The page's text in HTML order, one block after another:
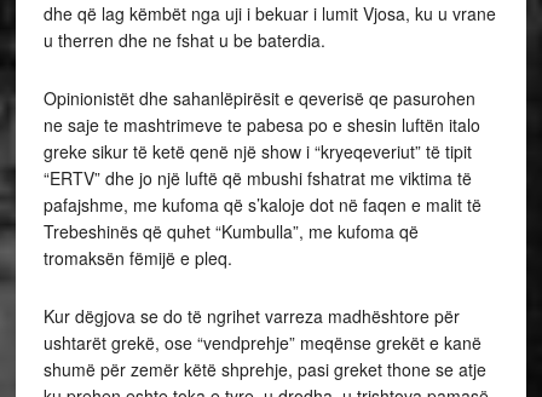
dhe që lag këmbët nga uji i bekuar i lumit Vjosa, ku u vrane
u therren dhe ne fshat u be baterdia.
Opinionistët dhe sahanlëpirësit e qeverisë qe pasurohen
ne saje te mashtrimeve te pabesa po e shesin luftën italo
greke sikur të ketë qenë një show i “kryeqeveriut” të tipit
“ERTV” dhe jo një luftë që mbushi fshatrat me viktima të
pafajshme, me kufoma që s’kaloje dot në faqen e malit të
Trebeshinës që quhet “Kumbulla”, me kufoma që
tromaksën fëmijë e pleq.
Kur dëgjova se do të ngrihet varreza madhështore për
ushtarët grekë, ose “vendprehje” meqënse grekët e kanë
shumë për zemër këtë shprehje, pasi greket thone se atje